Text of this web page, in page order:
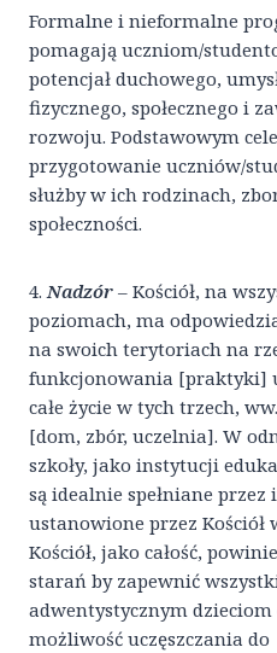
Formalne i nieformalne
pomagają uczniom/
potencjał duchowego,
fizycznego, społecznego i
rozwoju. Podstawowym
przygotowanie uczniów/
służby w ich rodzinach,
społeczności.
4.Nadzór – Kościół, na
poziomach, ma
na swoich terytoriach na
funkcjonowania [praktyki]
całe życie w tych trzech,
[dom, zbór, uczelnia]. W
szkoły, jako instytucji
są idealnie spełniane przez
ustanowione przez Kościół
Kościół, jako całość,
starań by zapewnić
adwentystycznym dzieciom
możliwość uczęszczania do